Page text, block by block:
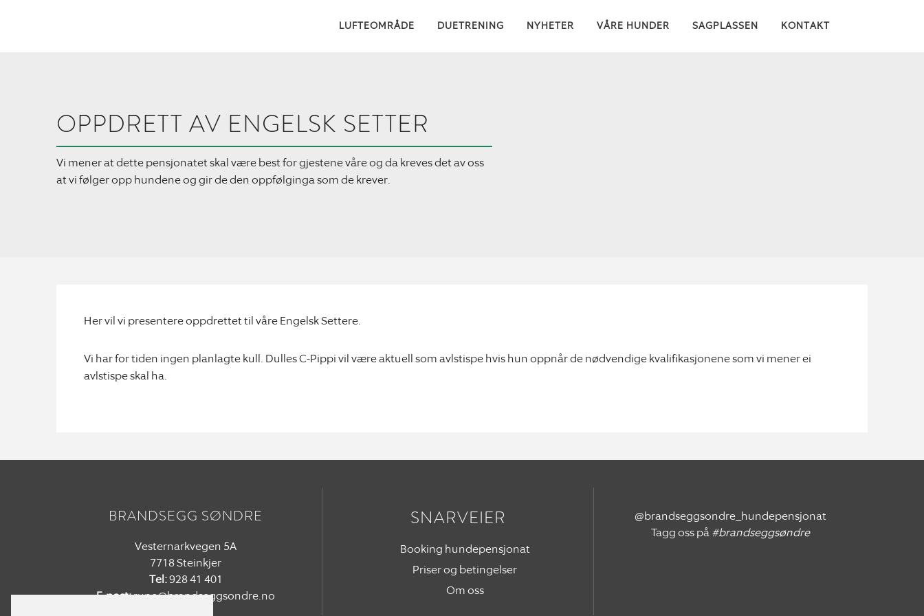
LUFTEOMRÅDE DUETRENING NYHETER VÅRE HUNDER SAGPLASSEN KONTAKT
OPPDRETT AV ENGELSK SETTER
Vi mener at dette pensjonatet skal være best for gjestene våre og da kreves det av oss
at vi følger opp hundene og gir de den oppfølginga som de krever.
Her vil vi presentere oppdrettet til våre Engelsk Settere.
Vi har for tiden ingen planlagte kull. Dulles C-Pippi vil være aktuell som avlstispe hvis hun oppnår de nødvendige kvalifikasjonene som vi mener ei
avlstispe skal ha.
BRANDSEGG SØNDRE
Vesternarkvegen 5A
7718 Steinkjer
Tel:928 41 401
E-post:rune@brandseggsondre.no
SNARVEIER
Booking hundepensjonat
Priser og betingelser
Om oss
@brandseggsondre_hundepensjonat
Tagg oss på#brandseggsøndre